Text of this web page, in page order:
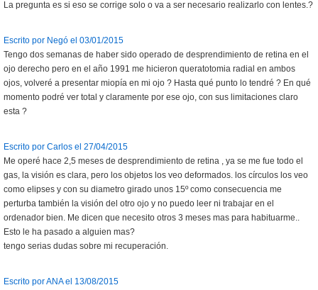
La pregunta es si eso se corrige solo o va a ser necesario realizarlo con lentes.?
Escrito por Negó el 03/01/2015
Tengo dos semanas de haber sido operado de desprendimiento de retina en el
ojo derecho pero en el año 1991 me hicieron queratotomia radial en ambos
ojos, volveré a presentar miopía en mi ojo ? Hasta qué punto lo tendré ? En qué
momento podré ver total y claramente por ese ojo, con sus limitaciones claro
esta ?
Escrito por Carlos el 27/04/2015
Me operé hace 2,5 meses de desprendimiento de retina , ya se me fue todo el
gas, la visión es clara, pero los objetos los veo deformados. los círculos los veo
como elipses y con su diametro girado unos 15º como consecuencia me
perturba también la visión del otro ojo y no puedo leer ni trabajar en el
ordenador bien. Me dicen que necesito otros 3 meses mas para habituarme..
Esto le ha pasado a alguien mas?
tengo serias dudas sobre mi recuperación.
Escrito por ANA el 13/08/2015